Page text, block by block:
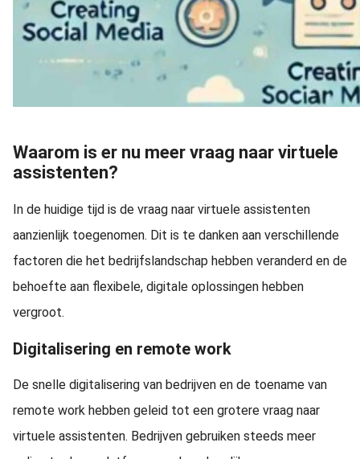
Waarom is er nu meer vraag naar virtuele
assistenten?
In de huidige tijd is de vraag naar virtuele assistenten
aanzienlijk toegenomen. Dit is te danken aan verschillende
factoren die het bedrijfslandschap hebben veranderd en de
behoefte aan flexibele, digitale oplossingen hebben
vergroot.
Digitalisering en remote work
De snelle digitalisering van bedrijven en de toename van
remote work hebben geleid tot een grotere vraag naar
virtuele assistenten. Bedrijven gebruiken steeds meer